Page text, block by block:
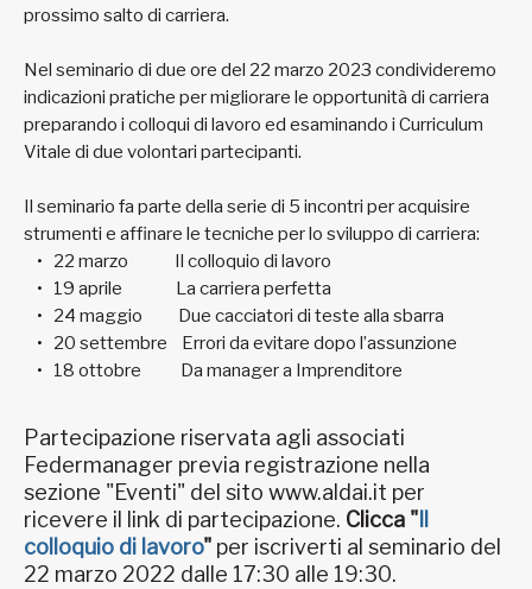
prossimo salto di carriera.
Nel seminario di due ore del 22 marzo 2023 condivideremo
indicazioni pratiche per migliorare le opportunità di carriera
preparando i colloqui di lavoro ed esaminando i Curriculum
Vitale di due volontari partecipanti.
Il seminario fa parte della serie di 5 incontri per acquisire
strumenti e affinare le tecniche per lo sviluppo di carriera:
22 marzo Il colloquio di lavoro
19 aprile La carriera perfetta
24 maggio Due cacciatori di teste alla sbarra
20 settembre Errori da evitare dopo l’assunzione
18 ottobre Da manager a Imprenditore
Partecipazione riservata agli associati
Federmanager previa registrazione nella
sezione "Eventi" del sito www.aldai.it per
ricevere il link di partecipazione. Clicca "
colloquio di lavoro" per iscriverti al seminario del
22 marzo 2022 dalle 17:30 alle 19:30.